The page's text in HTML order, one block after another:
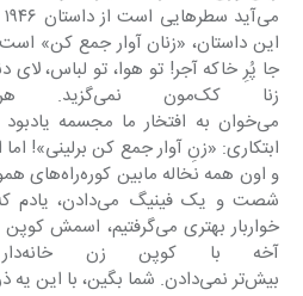
این داستان، «زنان آوار جمع کن»
جا پُرِ خاکه آجر! تو هوا، تو لباس، لای
زنا
ابتکاری: «زنِ آوار جمع کن برلینی»!
شصت و یک فینیگ
خواربار بهتری می‌گرفتیم،
بیش‌تر نمی‌دادن. شما بگین، با این یه ذره چی‌کار می‌شد کرد؟»